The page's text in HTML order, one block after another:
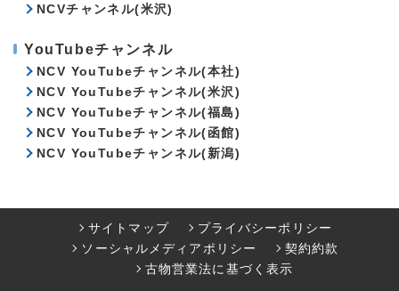
NCVチャンネル(米沢)
YouTubeチャンネル
NCV YouTubeチャンネル(本社)
NCV YouTubeチャンネル(米沢)
NCV YouTubeチャンネル(福島)
NCV YouTubeチャンネル(函館)
NCV YouTubeチャンネル(新潟)
サイトマップ
プライバシーポリシー
ソーシャルメディアポリシー
契約約款
古物営業法に基づく表示